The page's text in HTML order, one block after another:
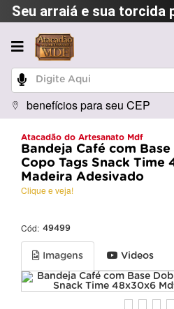
Seu arraiá e sua torcida
benefícios para seu CEP
Atacadão do Artesanato Mdf
Bandeja Café com
Copo Tags Snack Time
Madeira Adesivado
Clique e veja!
Cód: 49499
Imagens Videos